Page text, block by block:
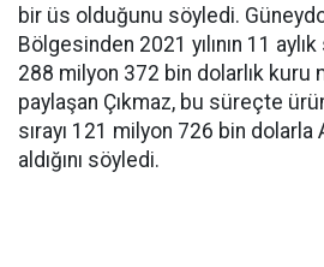
bir üs olduğunu söyledi.
Bölgesinden 2021 yılının 11
288 milyon 372 bin dolarlık kuru
paylaşan Çıkmaz, bu süreçte
sırayı 121 milyon 726 bin dolarla
aldığını söyledi.